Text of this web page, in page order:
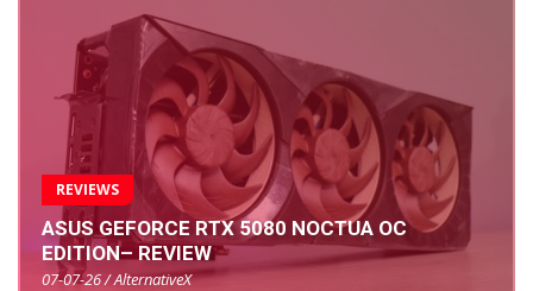
REVIEWS
ASUS GEFORCE RTX 5080 NOCTUA OC
EDITION– REVIEW
07-07-26 / AlternativeX